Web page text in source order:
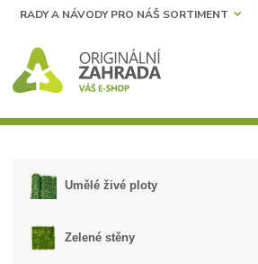
RADY A NÁVODY PRO NÁŠ SORTIMENT
Umělé živé ploty
Zelené stěny